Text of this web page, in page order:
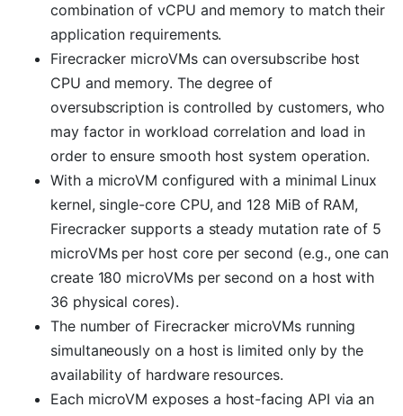
combination of vCPU and memory to match their
application requirements.
Firecracker microVMs can oversubscribe host
CPU and memory. The degree of
oversubscription is controlled by customers, who
may factor in workload correlation and load in
order to ensure smooth host system operation.
With a microVM configured with a minimal Linux
kernel, single-core CPU, and 128 MiB of RAM,
Firecracker supports a steady mutation rate of 5
microVMs per host core per second (e.g., one can
create 180 microVMs per second on a host with
36 physical cores).
The number of Firecracker microVMs running
simultaneously on a host is limited only by the
availability of hardware resources.
Each microVM exposes a host-facing API via an